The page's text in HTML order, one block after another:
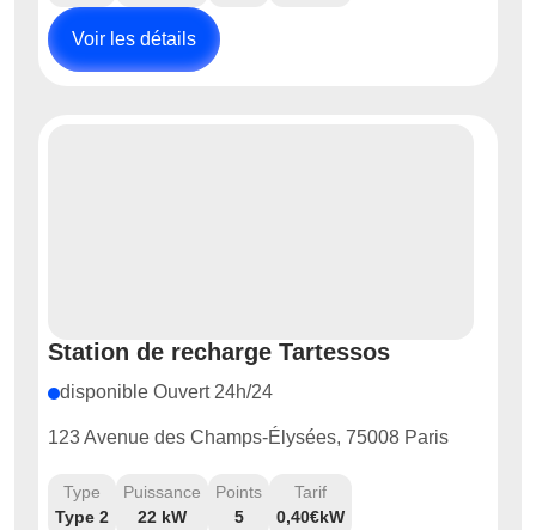
Voir les détails
Station de recharge Tartessos
disponible Ouvert 24h/24
123 Avenue des Champs-Élysées, 75008 Paris
Type
Type 2
Puissance
22 kW
Points
5
Tarif
0,40€kW